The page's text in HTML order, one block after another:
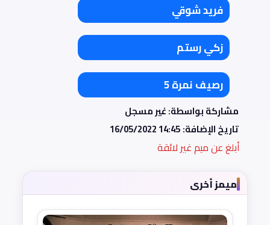
فريد شوقي
زكي رستم
رصيف نمرة 5
مشاركة بواسطة: غير مسجل
تاريخ الإضافة:16/05/2022 14:45
أبلغ عن ميم غير لائقة
ميمز أخرى